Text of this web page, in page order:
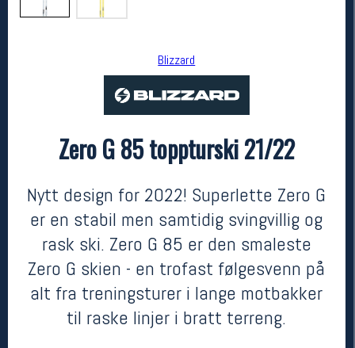
Blizzard
Zero G 85 toppturski 21/22
Nytt design for 2022! Superlette Zero G
er en stabil men samtidig svingvillig og
rask ski. Zero G 85 er den smaleste
Zero G skien - en trofast følgesvenn på
alt fra treningsturer i lange motbakker
til raske linjer i bratt terreng.
Blizzard
Zero G 85 toppturski 21/22
7999,- MEDLEM:2999,-